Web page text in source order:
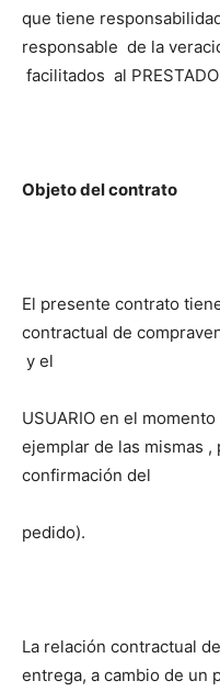
que tiene
responsable de la
facilitados al
Objeto del contrato
El presente contrato
contractual de
y el
USUARIO en el
ejemplar de las mismas
confirmación del
pedido).
La relación contractual
entrega, a cambio de un